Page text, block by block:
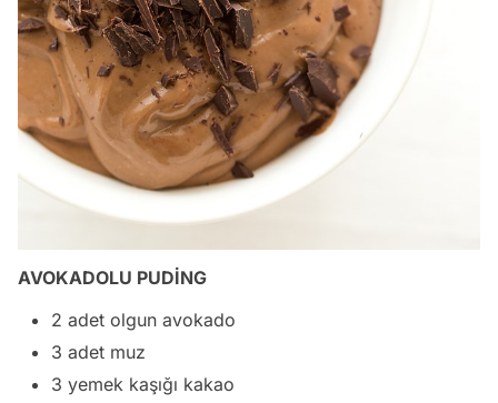
AVOKADOLU PUDİNG
2 adet olgun avokado
3 adet muz
3 yemek kaşığı kakao